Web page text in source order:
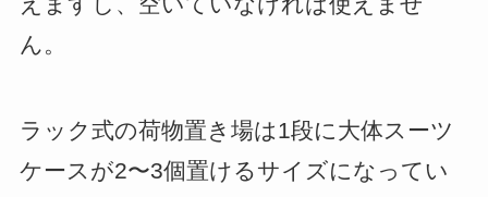
ん。
ラック式の荷物置き場は1段に大体スーツ
ケースが2〜3個置けるサイズになってい